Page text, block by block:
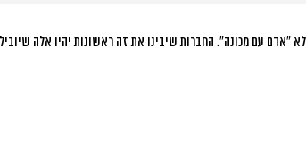
“אדם עם מכונה”. החברות שיבינו את זה ראשונות יהיו אלה